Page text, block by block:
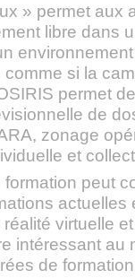
» permet aux
libre dans
si la
permet
de
zonage
et
formation peut
virtuelle
intéressant au
de